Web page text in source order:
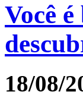
Você
18/08/